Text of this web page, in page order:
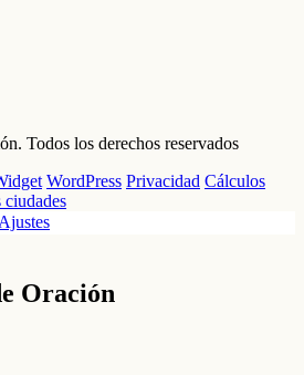
Todos los derechos reservados
WordPress Privacidad Cálculos
ciudades
Ajustes
Oración